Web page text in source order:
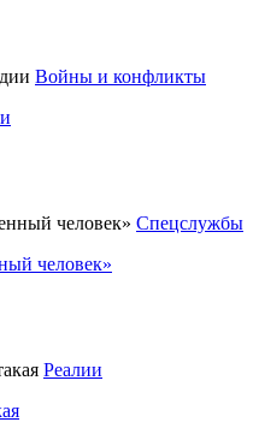
Войны и конфликты
Спецслужбы
человек»
Реалии